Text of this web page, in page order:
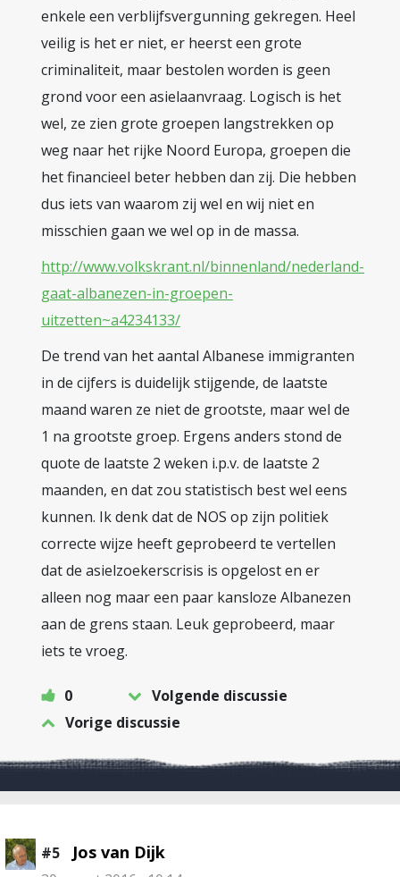
enkele een verblijfsvergunning gekregen. Heel
veilig is het er niet, er heerst een grote
criminaliteit, maar bestolen worden is geen
grond voor een asielaanvraag. Logisch is het
wel, ze zien grote groepen langstrekken op
weg naar het rijke Noord Europa, groepen die
het financieel beter hebben dan zij. Die hebben
dus iets van waarom zij wel en wij niet en
misschien gaan we wel op in de massa.
http://www.volkskrant.nl/binnenland/nederland-
gaat-albanezen-in-groepen-
uitzetten~a4234133/
De trend van het aantal Albanese immigranten
in de cijfers is duidelijk stijgende, de laatste
maand waren ze niet de grootste, maar wel de
1 na grootste groep. Ergens anders stond de
quote de laatste 2 weken i.p.v. de laatste 2
maanden, en dat zou statistisch best wel eens
kunnen. Ik denk dat de NOS op zijn politiek
correcte wijze heeft geprobeerd te vertellen
dat de asielzoekerscrisis is opgelost en er
alleen nog maar een paar kansloze Albanezen
aan de grens staan. Leuk geprobeerd, maar
iets te vroeg.
0
Volgende discussie
Vorige discussie
#5 Jos van Dijk